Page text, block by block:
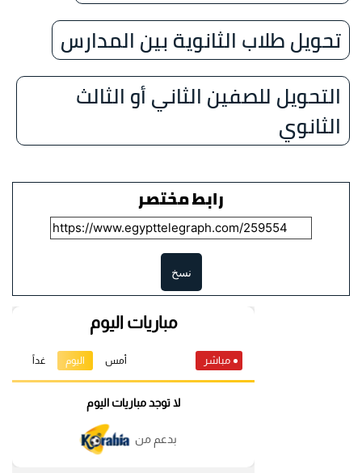
تحويل طلاب الثانوية بين المدارس
التحويل للصفين الثاني أو الثالث
الثانوي
رابط مختصر
نسخ